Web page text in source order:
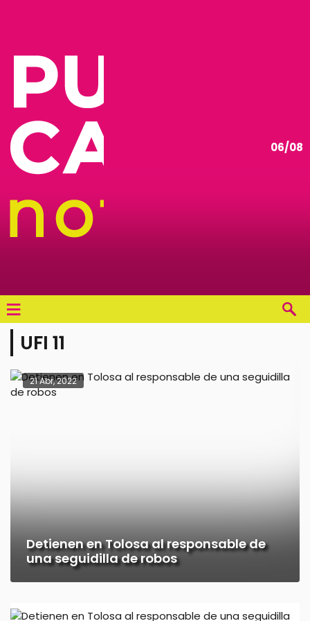
06/08
≡
UFI 11
21 Abr, 2022
Detienen en Tolosa al responsable de
una seguidilla de robos